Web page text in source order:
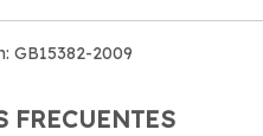
GB15382-2009
FRECUENTES